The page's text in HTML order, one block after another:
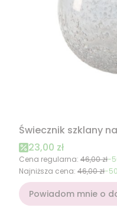
Świecznik szklany
Cena promocyjna
23,00 zł
Cena regularna: 46,00 zł-
Najniższa cena: 46,00 zł-
Powiadom mnie o